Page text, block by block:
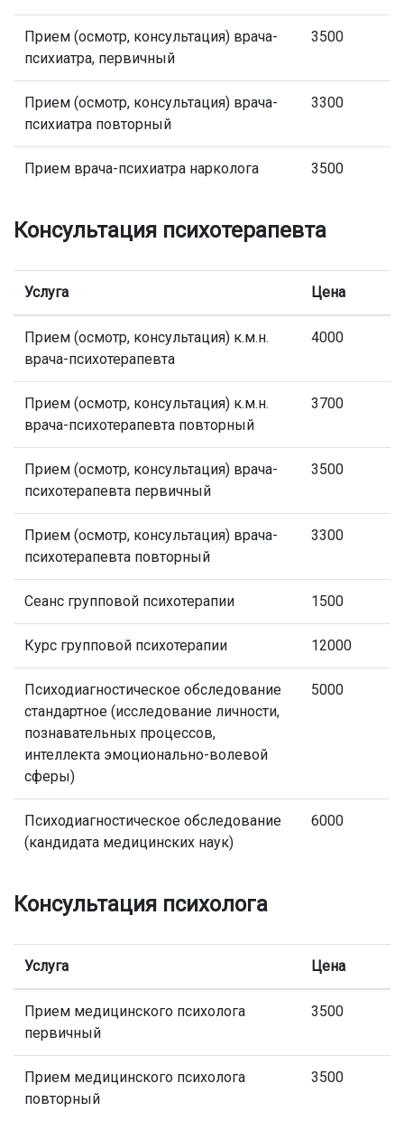
Прием (осмотр, консультация) врача-
психиатра, первичный
3500
Прием (осмотр, консультация) врача-
психиатра повторный
3300
Прием врача-психиатра нарколога 3500
Консультация психотерапевта
Услуга Цена
Прием (осмотр, консультация) к.м.н.
врача-психотерапевта
4000
Прием (осмотр, консультация) к.м.н.
врача-психотерапевта повторный
3700
Прием (осмотр, консультация) врача-
психотерапевта первичный
3500
Прием (осмотр, консультация) врача-
психотерапевта повторный
3300
Сеанс групповой психотерапии 1500
Курс групповой психотерапии 12000
Психодиагностическое обследование
стандартное (исследование личности,
познавательных процессов,
интеллекта эмоционально-волевой
сферы)
5000
Психодиагностическое обследование
(кандидата медицинских наук)
6000
Консультация психолога
Услуга Цена
Прием медицинского психолога
первичный
3500
Прием медицинского психолога
повторный
3500